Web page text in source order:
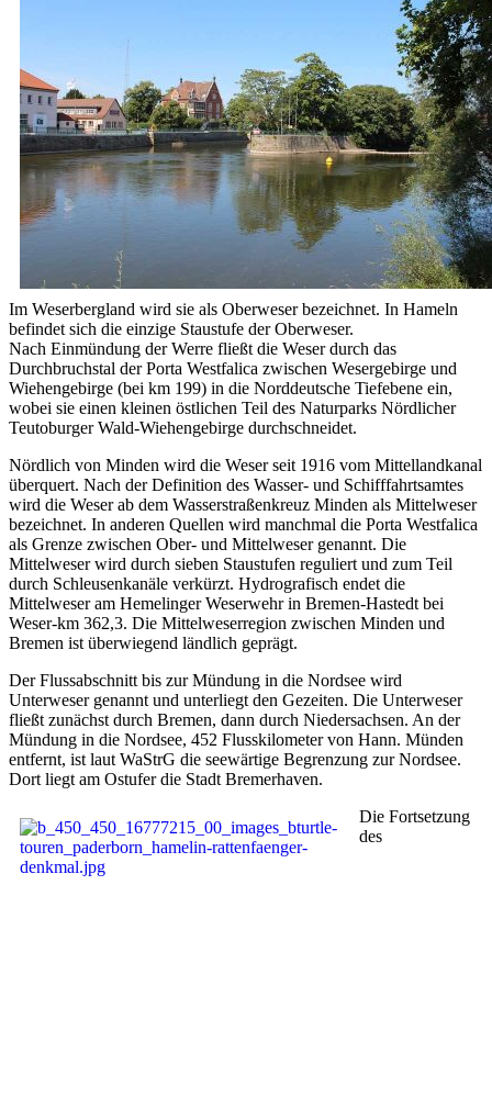
Im Weserbergland wird sie als Oberweser bezeichnet. In Hameln
befindet sich die einzige Staustufe der Oberweser.
Nach Einmündung der Werre fließt die Weser durch das
Durchbruchstal der Porta Westfalica zwischen Wesergebirge und
Wiehengebirge (bei km 199) in die Norddeutsche Tiefebene ein,
wobei sie einen kleinen östlichen Teil des Naturparks Nördlicher
Teutoburger Wald-Wiehengebirge durchschneidet.
Nördlich von Minden wird die Weser seit 1916 vom Mittellandkanal
überquert. Nach der Definition des Wasser- und Schifffahrtsamtes
wird die Weser ab dem Wasserstraßenkreuz Minden als Mittelweser
bezeichnet. In anderen Quellen wird manchmal die Porta Westfalica
als Grenze zwischen Ober- und Mittelweser genannt. Die
Mittelweser wird durch sieben Staustufen reguliert und zum Teil
durch Schleusenkanäle verkürzt. Hydrografisch endet die
Mittelweser am Hemelinger Weserwehr in Bremen-Hastedt bei
Weser-km 362,3. Die Mittelweserregion zwischen Minden und
Bremen ist überwiegend ländlich geprägt.
Der Flussabschnitt bis zur Mündung in die Nordsee wird
Unterweser genannt und unterliegt den Gezeiten. Die Unterweser
fließt zunächst durch Bremen, dann durch Niedersachsen. An der
Mündung in die Nordsee, 452 Flusskilometer von Hann. Münden
entfernt, ist laut WaStrG die seewärtige Begrenzung zur Nordsee.
Dort liegt am Ostufer die Stadt Bremerhaven.
Die Fortsetzung
des